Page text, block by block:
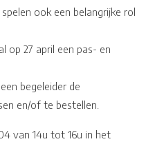
ook een belangrijke rol
op 27 april een pas- en
begeleider de
en/of te bestellen.
van 14u tot 16u in het